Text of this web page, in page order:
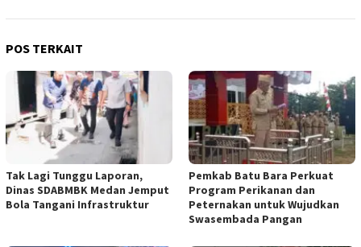
POS TERKAIT
Tak Lagi Tunggu Laporan,
Dinas SDABMBK Medan Jemput
Bola Tangani Infrastruktur
Pemkab Batu Bara Perkuat
Program Perikanan dan
Peternakan untuk Wujudkan
Swasembada Pangan